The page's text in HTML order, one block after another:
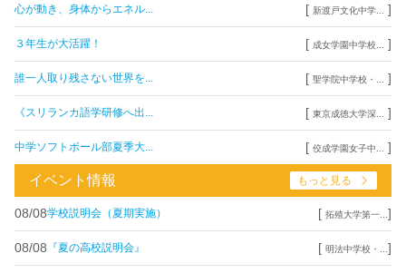
心が動き、身体からエネル... [ 新渡戸文化中学... ]
３年生が大活躍！ [ 成女学園中学校... ]
誰一人取り残さない世界を... [ 聖学院中学校・... ]
《スリランカ語学研修へ出... [ 東京成徳大学深... ]
中学ソフトボール部夏季大... [ 佼成学園女子中... ]
イベント情報 もっと見る
08/08学校説明会（夏期実施） [ 拓殖大学第一... ]
08/08 『夏の高校説明会』 [ 明法中学校・... ]